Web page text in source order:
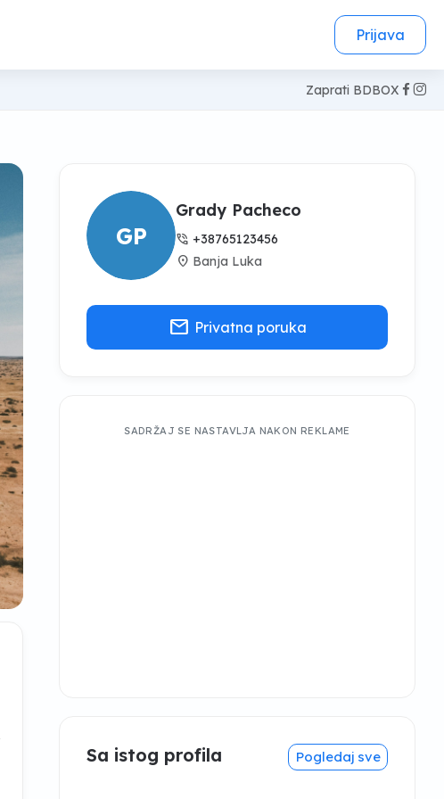
Prijava
Zaprati BDBOX
GP
Grady Pacheco
phone_in_talk +38765123456
location_on Banja Luka
mail Privatna poruka
SADRŽAJ SE NASTAVLJA NAKON REKLAME
Sa istog profila Pogledaj sve